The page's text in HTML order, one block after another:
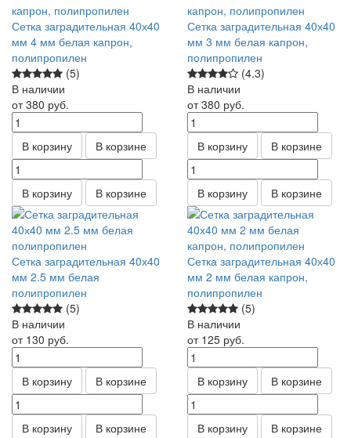
Сетка заградительная 40х40
мм 4 мм белая капрон,
полипропилен
(5)
В наличии
от 380 руб.
В корзину В корзине
В корзину В корзине
Сетка заградительная 40х40
мм 3 мм белая капрон,
полипропилен
(4.3)
В наличии
от 380 руб.
В корзину В корзине
В корзину В корзине
Сетка заградительная 40х40
мм 2.5 мм белая
полипропилен
(5)
В наличии
от 130 руб.
В корзину В корзине
В корзину В корзине
Сетка заградительная 40х40
мм 2 мм белая капрон,
полипропилен
(5)
В наличии
от 125 руб.
В корзину В корзине
В корзину В корзине